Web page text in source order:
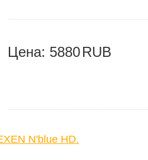
Цена: 5880RUB
N'blue HD.